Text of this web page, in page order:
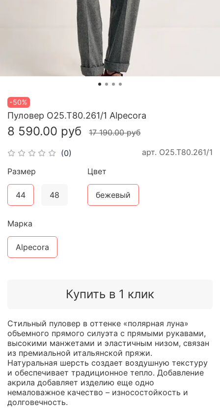
-50%
(0) арт. О25.Т80.261/1
Пуловер О25.Т80.261/1 Alpecora
8 590.00 руб 17 190.00 руб
Купить в 1 клик
Размер
44 48
Цвет
бежевый
Марка
Alpecora
Стильный пуловер в оттенке «полярная луна»
объемного прямого силуэта с прямыми рукавами,
высокими манжетами и эластичным низом, связан
из премиальной итальянской пряжи.
Натуральная шерсть создает воздушную текстуру
и обеспечивает традиционное тепло. Добавление
акрила добавляет изделию еще одно
немаловажное качество – износостойкость и
долговечность.